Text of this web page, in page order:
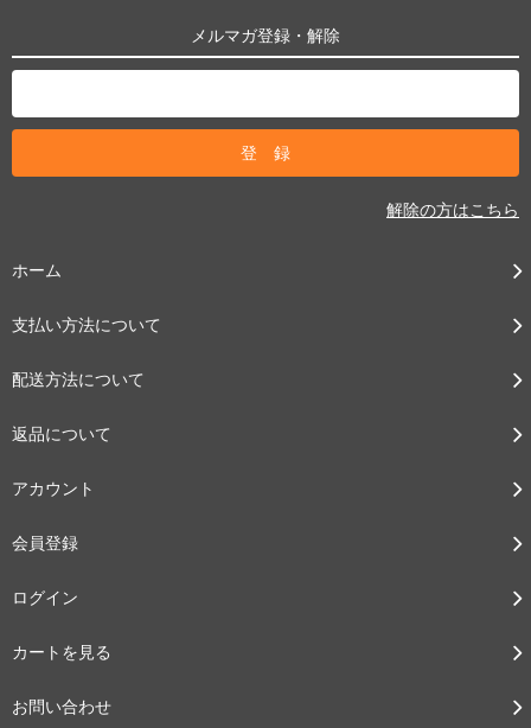
メルマガ登録・解除
解除の方はこちら
ホーム
支払い方法について
配送方法について
返品について
アカウント
会員登録
ログイン
カートを見る
お問い合わせ